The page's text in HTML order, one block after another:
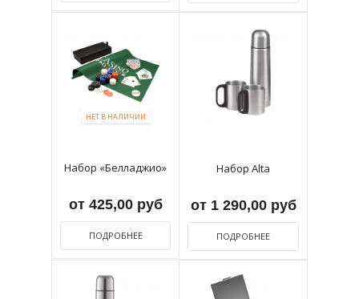
НЕТ В НАЛИЧИИ
Набор «Белладжио»
от 425,00 руб
ПОДРОБНЕЕ
Набор Alta
от 1 290,00 руб
ПОДРОБНЕЕ